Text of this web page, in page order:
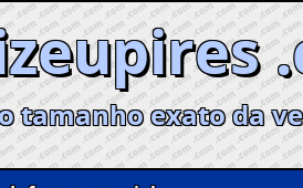
tamanho exato da